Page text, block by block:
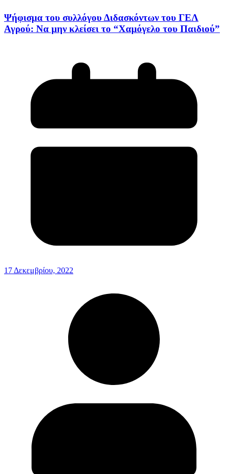
Ψήφισμα του συλλόγου Διδασκόντων του ΓΕΛ
Αγρού: Να μην κλείσει το “Χαμόγελο του Παιδιού”
17 Δεκεμβρίου, 2022